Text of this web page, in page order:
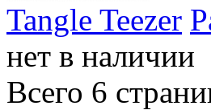
Tangle Teezer
нет в наличии
Всего 6